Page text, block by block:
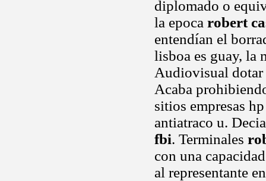
diplomado o
la epoca robert
entendían el
lisboa es guay, la
Audiovisual dotar
Acaba
sitios empresas
antiatraco u.
fbi. Terminales
con una
al representante